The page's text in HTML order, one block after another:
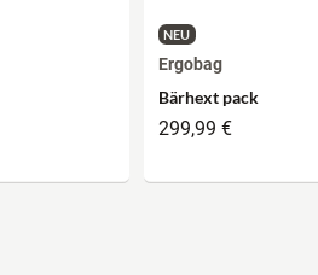
NEU
Ergobag
Bärhext pack
299,99 €